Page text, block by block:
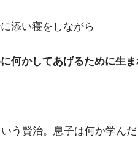
添い寝をしながら
何かしてあげるために生ま
う賢治。息子は何か学んだ